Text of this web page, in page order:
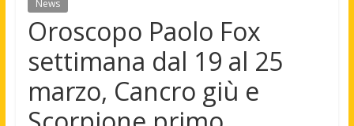
News
Oroscopo Paolo Fox
settimana dal 19 al 25
marzo, Cancro giù e